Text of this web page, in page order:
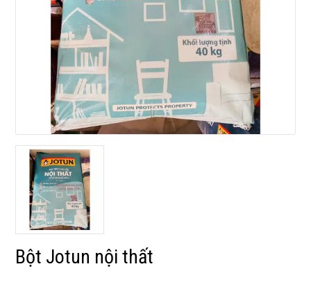
Bột Jotun nội thất